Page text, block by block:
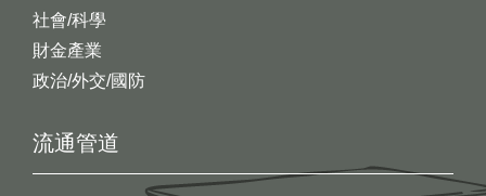
社會/科學
財金產業
政治/外交/國防
流通管道